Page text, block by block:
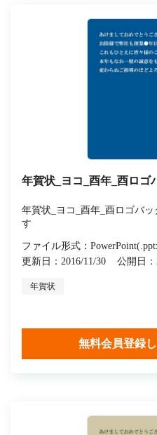
年賀状_ヨコ_酉年_酉ロゴ
年賀状_ヨコ_酉年_酉ロゴバ
す
ファイル形式：
更新日：2016/11/30
公開日：
年賀状
無料会員登録